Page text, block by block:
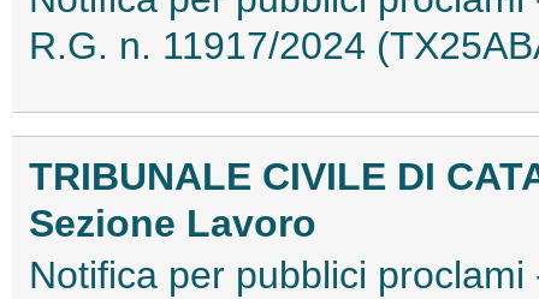
R.G. n. 11917/2024
TRIBUNALE CIVILE DI
Sezione Lavoro
Notifica per pubblici